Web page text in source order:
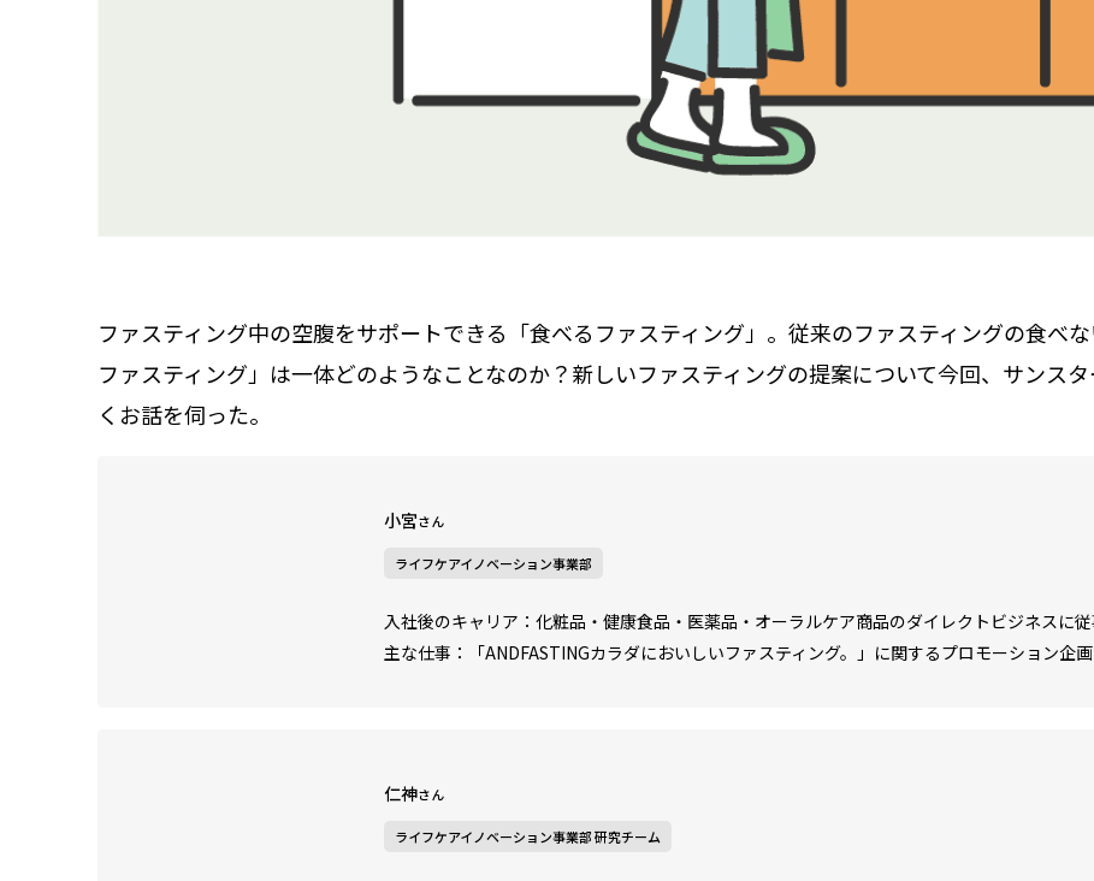
ファスティング中の空腹をサポートできる 「食べるファスティング」。従来のファスティングの食べ
ファスティング」は一体どのようなことなのか？新しいファスティングの提案について今回、サンス
くお話を伺った。
小宮さん
ライフケアイノベーション事業部
入社後のキャリア：化粧品・健康食品・医薬品・オーラルケア商品のダイレクトビジネスに従
主な仕事：「ANDFASTINGカラダにおいしいファスティング。」に関するプロモーション企
仁神さん
ライフケアイノベーション事業部 研究チーム